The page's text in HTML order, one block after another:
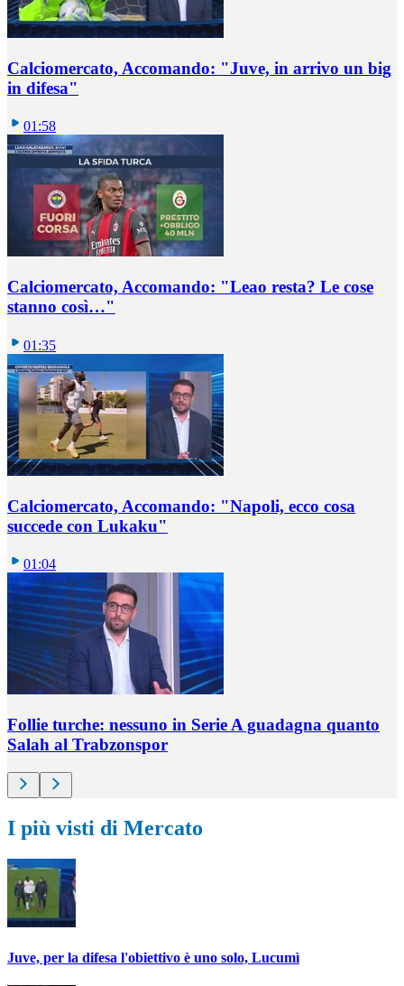
Calciomercato, Accomando: "Juve, in arrivo un big
in difesa"
01:58
Calciomercato, Accomando: "Leao resta? Le cose
stanno così…"
01:35
Calciomercato, Accomando: "Napoli, ecco cosa
succede con Lukaku"
01:04
Follie turche: nessuno in Serie A guadagna quanto
Salah al Trabzonspor
I più visti di Mercato
Juve, per la difesa l'obiettivo è uno solo, Lucumì